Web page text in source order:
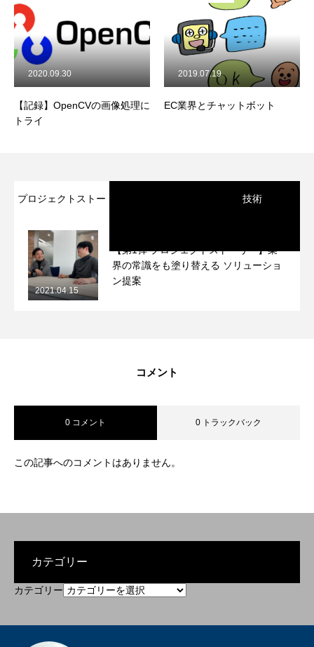
【記録】OpenCVの画像処理に
トライ
2020.09.30
EC業界とチャットボット
2019.07.19
プロジェクトストー
リー
技術
【第1弾 プロジェクトストーリー】業
界の常識をも塗り替える ソリューショ
ン提案
2021.04.15
コメント
0 コメント 0 トラックバック
この記事へのコメントはありません。
カテゴリー
カテゴリー